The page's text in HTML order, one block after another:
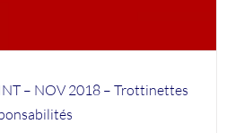
– NOV 2018 – Trottinettes